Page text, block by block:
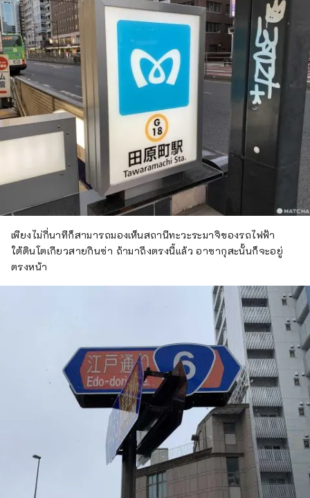
เพียงไม่กี่นาทีก็สามารถมองเห็นสถานีทะวะระมาจิของรถไฟฟ้า
ใต้ดินโตเกียวสายกินซ่า ถ้ามาถึงตรงนี้แล้ว อาซากุสะนั้นก็จะอยู่
ตรงหน้า